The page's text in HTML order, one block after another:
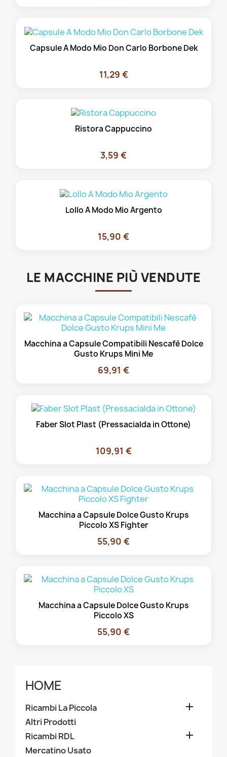
Capsule A Modo Mio Don Carlo Borbone Dek
11,29 €
Ristora Cappuccino
3,59 €
Lollo A Modo Mio Argento
15,90 €
LE MACCHINE PIÙ VENDUTE
Macchina a Capsule Compatibili Nescafè Dolce
Gusto Krups Mini Me
69,91 €
Faber Slot Plast (Pressacialda in Ottone)
109,91 €
Macchina a Capsule Dolce Gusto Krups
Piccolo XS Fighter
55,90 €
Macchina a Capsule Dolce Gusto Krups
Piccolo XS
55,90 €
HOME
Ricambi La Piccola 
Altri Prodotti
Ricambi RDL

Mercatino Usato